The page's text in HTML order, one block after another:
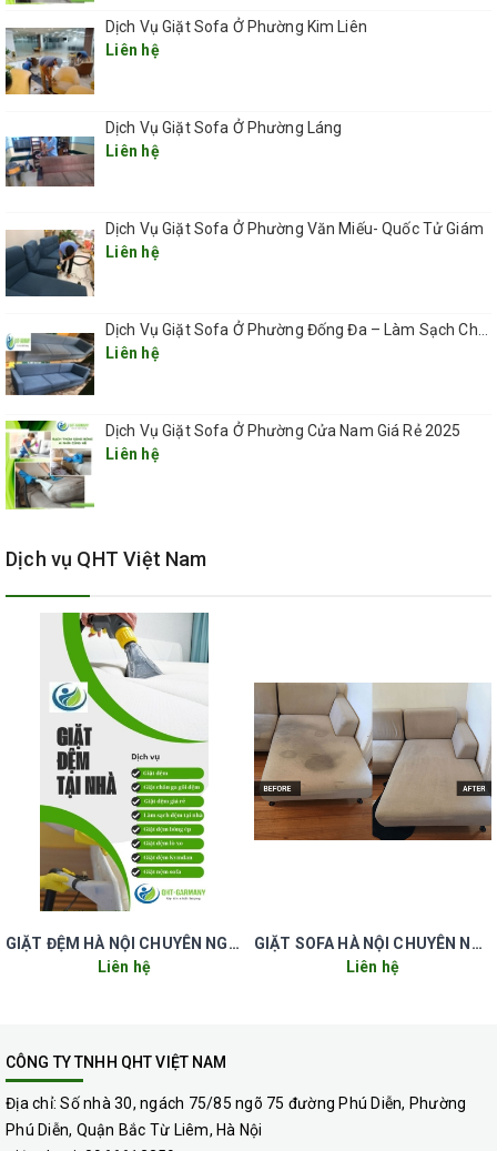
Bước 3: Phun đều dung dịch giặt ghế sofa lên bề mặt ghế.
Bước 4: Đánh tan vết bần bằng bàn chải mềm nhằm đẩy
Bước 5: Hút sạch hết nước bụi đất và chất bẩn bằng máy
hút công nghiệp.
Bước 6: Xử lý kỹ lại các vết ố chưa được làm sạch bằng
dung dịch đặc biệt.
Bước 7: Phun dung dịch xả vải hút lại để đảm bảo loại bỏ
dư lượng xà phòng và toàn bộ bụi bẩn đồng thời làm mềm
sợi vải.
Công Ty TNHH QHT Việt Nam chuyên cung cấp dịch vụ
giặt thảm văn phòng , gia đình , công ty , giặt ghế sofa , ghế
văn phòng , ghế da , giặt các loại rèm cửa , chăn ga gối
0966.612.359 -0912.823.876.
Dịch Vụ Giặt Sofa Ở Phường Kim Liên
Liên hệ
Dịch Vụ Giặt Sofa Ở Phường Láng
Liên hệ
Dịch Vụ Giặt Sofa Ở Phường Văn Miếu- Quốc Tử Giám
Liên hệ
Liên hệ
Dịch Vụ Giặt Sofa Ở Phường Cửa Nam Giá Rẻ 2025
Liên hệ
Dịch vụ QHT Việt Nam
GIẶT ĐỆM HÀ NỘI CHUYÊN NGHIỆP UY TÍN GIÁ RẺ
Liên hệ
GIẶT SOFA HÀ NỘI CHUYÊN NGHIỆP UY TÍN GIÁ RẺ
Liên hệ
CÔNG TY TNHH QHT VIỆT NAM
Địa chỉ: Số nhà 30, ngách 75/85 ngõ 75 đường Phú Diễn, Phường
Phú Diễn, Quận Bắc Từ Liêm, Hà Nội